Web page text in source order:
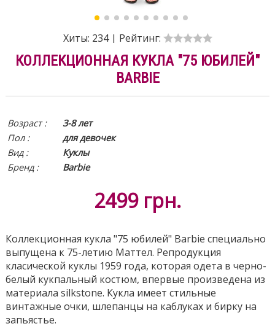
Хиты: 234 | Рейтинг:
КОЛЛЕКЦИОННАЯ КУКЛА "75 ЮБИЛЕЙ"
BARBIE
Возраст :
3-8 лет
Пол :
для девочек
Вид :
Куклы
Бренд :
Barbie
2499 грн.
Коллекционная кукла "75 юбилей" Barbie специально
выпущена к 75-летию Маттел. Репродукция
класической куклы 1959 года, которая одета в черно-
белый кукпальный костюм, впервые произведена из
материала silkstone. Кукла имеет стильные
винтажные очки, шлепанцы на каблуках и бирку на
запьястье.